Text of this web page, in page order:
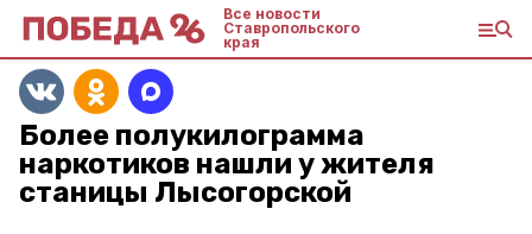
Все новости
Ставропольского
края
Более полукилограмма
наркотиков нашли у жителя
станицы Лысогорской